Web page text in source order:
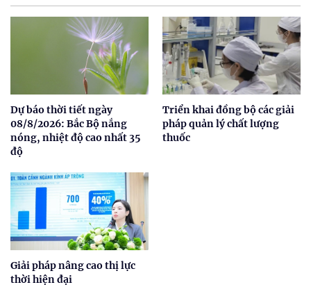
Dự báo thời tiết ngày
08/8/2026: Bắc Bộ nắng
nóng, nhiệt độ cao nhất 35
độ
Triển khai đồng bộ các giải
pháp quản lý chất lượng
thuốc
Giải pháp nâng cao thị lực
thời hiện đại